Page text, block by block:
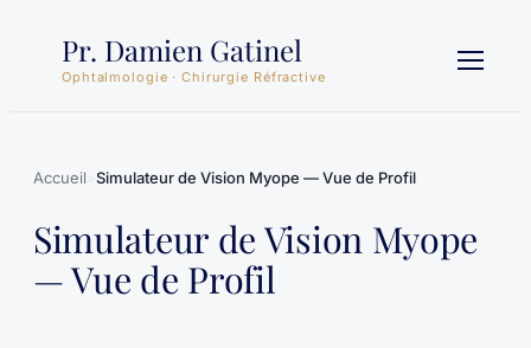
contenu
Pr. Damien Gatinel
Ophtalmologie · Chirurgie Réfractive
Accueil Simulateur de Vision Myope — Vue de Profil
Simulateur de Vision Myope
— Vue de Profil